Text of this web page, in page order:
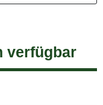
verfügbar